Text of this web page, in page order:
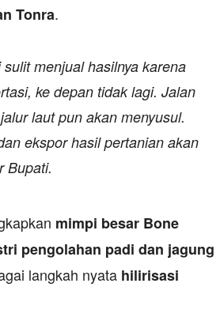
Tonra.
sulit menjual hasilnya karena
ke depan tidak lagi. Jalan
laut pun akan menyusul.
ekspor hasil pertanian akan
Bupati.
mimpi besar Bone
pengolahan padi dan jagung
langkah nyata hilirisasi